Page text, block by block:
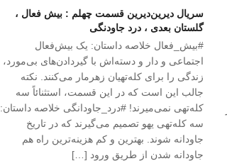
سریال دیرین‌دیرین قسمت چهلم : بیش فعال ،
گلستان بعدی ، درد جاودنگی
#بیش_فعال خلاصه داستان: یک بیش‌فعال
اجتماعی و دار و دسته‌اش با گیردادن‌های بی‌مورد،
زندگی را برای کله‌تهیان زهرمار می‌کنند. نکته
جالب این است که در این قسمت، استثنائاً سه
کله‌تهی نمی‌میرند! #درد_جاودانگی خلاصه داستان:
سه کله‌تهی یهو تصمیم می‌گیرند که در تاریخ
جاودانه شوند. بهترین و کم هزینه‌ترین راه هم
جاودانه شدن از طریق ورود […]